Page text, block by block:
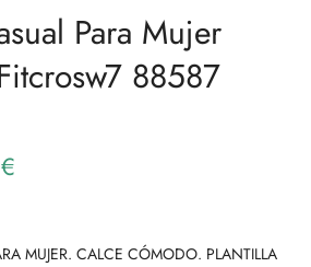
Para Mujer
88587
MUJER. CALCE CÓMODO. PLANTILLA